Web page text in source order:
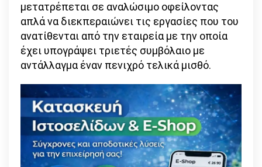
μετατρέπεται σε αναλώσιμο οφείλοντας
απλά να διεκπεραιώνει τις εργασίες που του
ανατίθενται από την εταιρεία με την οποία
έχει υπογράψει τριετές συμβόλαιο με
αντάλλαγμα έναν πενιχρό τελικά μισθό.